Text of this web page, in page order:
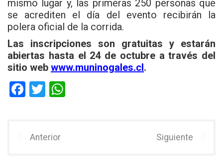
mismo lugar y, las primeras 250 personas que
se acrediten el día del evento recibirán la
polera oficial de la corrida.
Las inscripciones son gratuitas y estarán
abiertas hasta el 24 de octubre a través del
sitio web www.muninogales.cl.
F
b
T
er
Anterior Siguiente